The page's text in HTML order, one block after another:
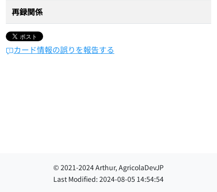
再録関係
カード情報の誤りを報告する
© 2021-2024Arthur, AgricolaDevJP
Last Modified: 2024-08-05 14:54:54